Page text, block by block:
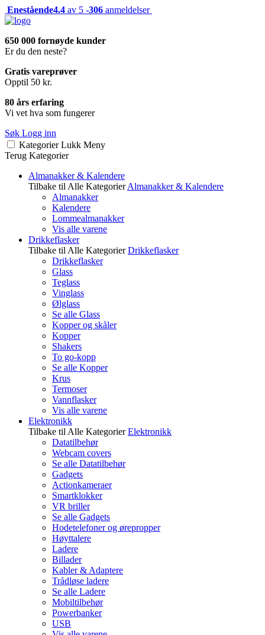
Enestående4.4 av 5 -306 anmeldelser
650 000 fornøyde kunder
Er du den neste?
Gratis vareprøver
Opptil 50 kr.
80 års erfaring
Vi vet hva som fungerer
Søk Logg inn
Kategorier Lukk Meny
Terug Kategorier
Almanakker & Kalendere
Tilbake til Alle Kategorier Almanakker & Kalendere
Almanakker
Kalendere
Lommealmanakker
Vis alle varene
Drikkeflasker
Tilbake til Alle Kategorier Drikkeflasker
Drikkeflasker
Glass
Teglass
Vinglass
Ølglass
Se alle Glass
Kopper og skåler
Kopper
Shakers
To go-kopp
Se alle Kopper
Krus
Termoser
Vannflasker
Vis alle varene
Elektronikk
Tilbake til Alle Kategorier Elektronikk
Datatilbehør
Webcam covers
Se alle Datatilbehør
Gadgets
Actionkameraer
Smartklokker
VR briller
Se alle Gadgets
Hodetelefoner og ørepropper
Høyttalere
Ladere
Billader
Kabler & Adaptere
Trådløse ladere
Se alle Ladere
Mobiltilbehør
Powerbanker
USB